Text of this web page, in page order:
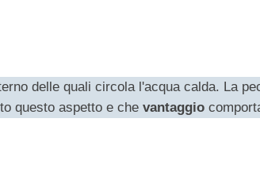
delle quali circola l'acqua calda. La
questo aspetto e che vantaggio